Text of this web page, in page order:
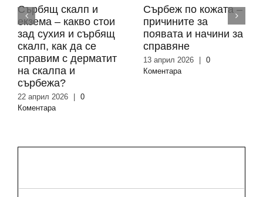
Сърбящ скалп и
екзема – какво стои
зад сухия и сърбящ
скалп, как да се
справим с дерматит
на скалпа и
сърбежа?
22 април 2026 | 0
Коментара
Сърбеж по кожата –
причините за
появата и начини за
справяне
13 април 2026 | 0
Коментара